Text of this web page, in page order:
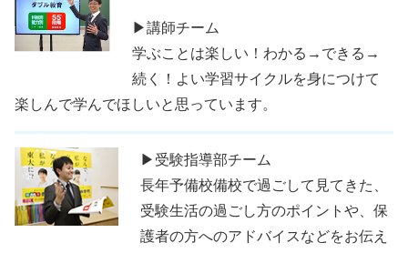
▶講師チーム
学ぶことは楽しい！わかる→できる→
続く！よい学習サイクルを身につけて
楽しんで学んでほしいと思っています。
▶受験指導部チーム
長年予備校備校で過ごして見てきた、
受験生活の過ごし方のポイントや、保
護者の方へのアドバイスなどをお伝え